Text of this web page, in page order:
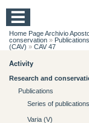
Home Page Archivio
conservation » Publications
(CAV) » CAV 47
Activity
Research and
Publications
Series of
Varia (V)